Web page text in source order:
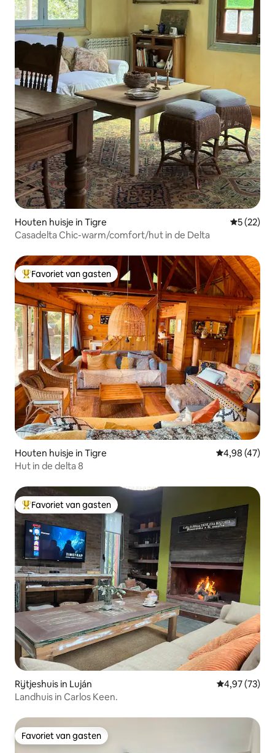
Houten huisje in Tigre
5 (22)
Casadelta Chic-warm/comfort/hut in de Delta
Topfavoriet van gasten
Favoriet van gasten
Houten huisje in Tigre Gemiddelde
4,98 (47)
Hut in de delta 8
Topfavoriet van gasten
Favoriet van gasten
Rijtjeshuis in Luján Gemiddelde
4,97 (73)
Landhuis in Carlos Keen.
Favoriet van gasten
Favoriet van gasten